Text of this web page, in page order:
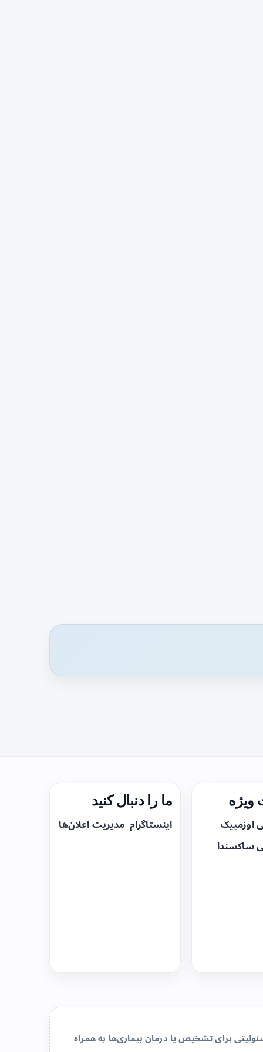
ویژه
اوزمپیک
ساکسندا
ما را دنبال کنید
اینستاگرام مدیریت اعلان‌ها
برای تشخیص یا درمان بیماری‌ها به همراه